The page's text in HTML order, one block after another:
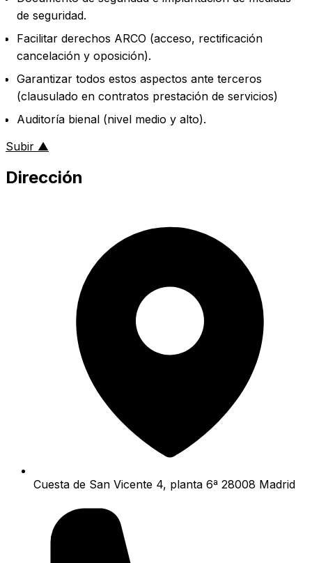
de seguridad.
Facilitar derechos ARCO (acceso, rectificación
cancelación y oposición).
Garantizar todos estos aspectos ante terceros
(clausulado en contratos prestación de servicios)
Auditoría bienal (nivel medio y alto).
Subir ▲
Dirección
Cuesta de San Vicente 4, planta 6ª 28008 Madrid